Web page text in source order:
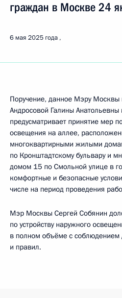
граждан в Москве 24
6 мая 2025 года
Поручение, данное Мэру
Андросовой Галины
предусматривает принятие мер
освещения на аллее,
многоквартирными жилыми
по Кронштадтскому бульвару и
домом 15 по Смольной улице в
комфортные и безопасные
числе на период проведения
Мэр Москвы Сергей Собянин
по устройству наружного
в полном объёме с соблюдением
и правил.